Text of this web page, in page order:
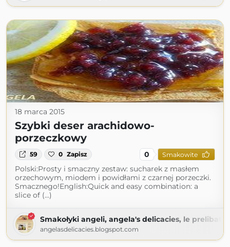
18 marca 2015
Szybki deser arachidowo-
porzeczkowy
59 0 Zapisz 0 Smakowite
Polski:Prosty i smaczny zestaw: sucharek z masłem
orzechowym, miodem i powidłami z czarnej porzeczki.
Smacznego!English:Quick and easy combination: a
slice of (...)
Smakołyki angeli, angela's delicacies, le
angelasdelicacies.blogspot.com